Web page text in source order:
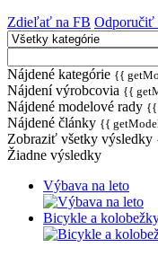
Zdieľať na FB Odporučiť
Nájdené kategórie {{
Nájdení výrobcovia {{
Nájdené modelové rady {{
Nájdené články {{
Zobraziť všetky výsledky
Žiadne výsledky
Výbava na leto
Bicykle a